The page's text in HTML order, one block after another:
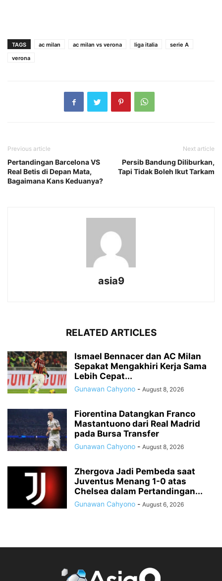
TAGS ac milan ac milan vs verona liga italia
serie A
verona
Previous article
Pertandingan Barcelona VS
Real Betis di Depan Mata,
Bagaimana Kans Keduanya?
Next article
Persib Bandung Diliburkan,
Tapi Tidak Boleh Ikut Tarkam
asia9
RELATED ARTICLES
Ismael Bennacer dan AC Milan
Sepakat Mengakhiri Kerja Sama
Lebih Cepat...
Gunawan Cahyono - August 8, 2026
Fiorentina Datangkan Franco
Mastantuono dari Real Madrid
pada Bursa Transfer
Gunawan Cahyono - August 8, 2026
Zhergova Jadi Pembeda saat
Juventus Menang 1-0 atas
Chelsea dalam Pertandingan...
Gunawan Cahyono - August 6, 2026